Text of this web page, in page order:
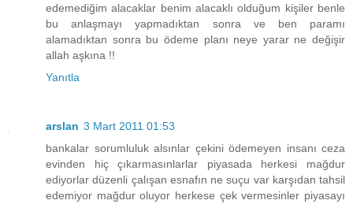
edemediğim alacaklar benim alacaklı olduğum kişiler benle
bu anlaşmayı yapmadıktan sonra ve ben paramı
alamadıktan sonra bu ödeme planı neye yarar ne değişir
allah aşkına !!
Yanıtla
arslan 3 Mart 2011 01:53
bankalar sorumluluk alsınlar çekini ödemeyen insanı ceza
evinden hiç çıkarmasınlarlar piyasada herkesi mağdur
ediyorlar düzenli çalışan esnafın ne suçu var karşıdan tahsil
edemiyor mağdur oluyor herkese çek vermesinler piyasayı